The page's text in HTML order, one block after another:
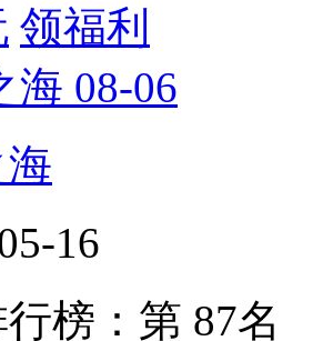
领福利
海 08-06
16
榜： 第 87名